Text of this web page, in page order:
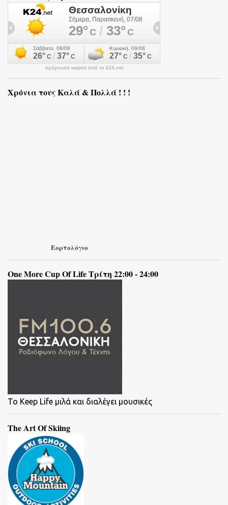
πρόγνωση καιρού από το k24.net
Χρόνια τους Καλά & Πολλά ! ! !
Εορτολόγιο
One More Cup Of Life Τρίτη 22:00 - 24:00
To Keep Life μιλά και διαλέγει μουσικές
The Art Of Skiing